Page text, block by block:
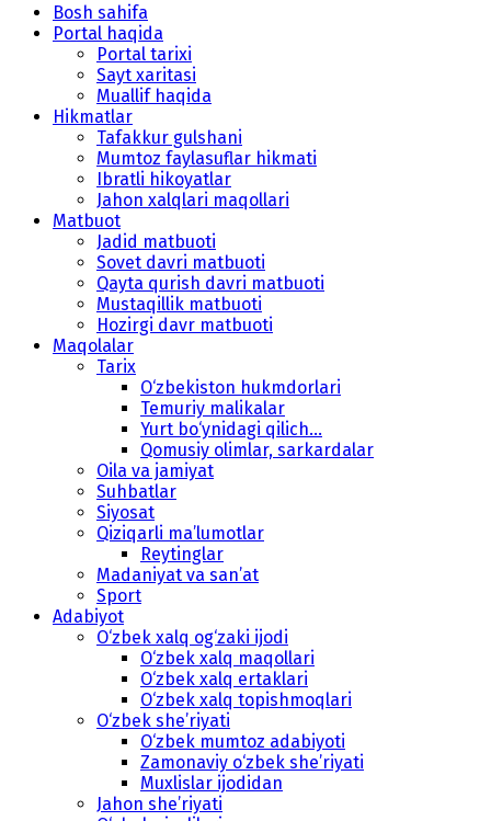
Bosh sahifa
Portal haqida
Portal tarixi
Sayt xaritasi
Muallif haqida
Hikmatlar
Tafakkur gulshani
Mumtoz faylasuflar hikmati
Ibratli hikoyatlar
Jahon xalqlari maqollari
Matbuot
Jadid matbuoti
Sovet davri matbuoti
Qayta qurish davri matbuoti
Mustaqillik matbuoti
Hozirgi davr matbuoti
Maqolalar
Tarix
O‘zbekiston hukmdorlari
Temuriy malikalar
Yurt bo‘ynidagi qilich...
Qomusiy olimlar, sarkardalar
Oila va jamiyat
Suhbatlar
Siyosat
Qiziqarli ma’lumotlar
Reytinglar
Madaniyat va san’at
Sport
Adabiyot
O‘zbek xalq og‘zaki ijodi
O‘zbek xalq maqollari
O‘zbek xalq ertaklari
O‘zbek xalq topishmoqlari
O‘zbek she’riyati
O‘zbek mumtoz adabiyoti
Zamonaviy o‘zbek she’riyati
Muxlislar ijodidan
Jahon she’riyati